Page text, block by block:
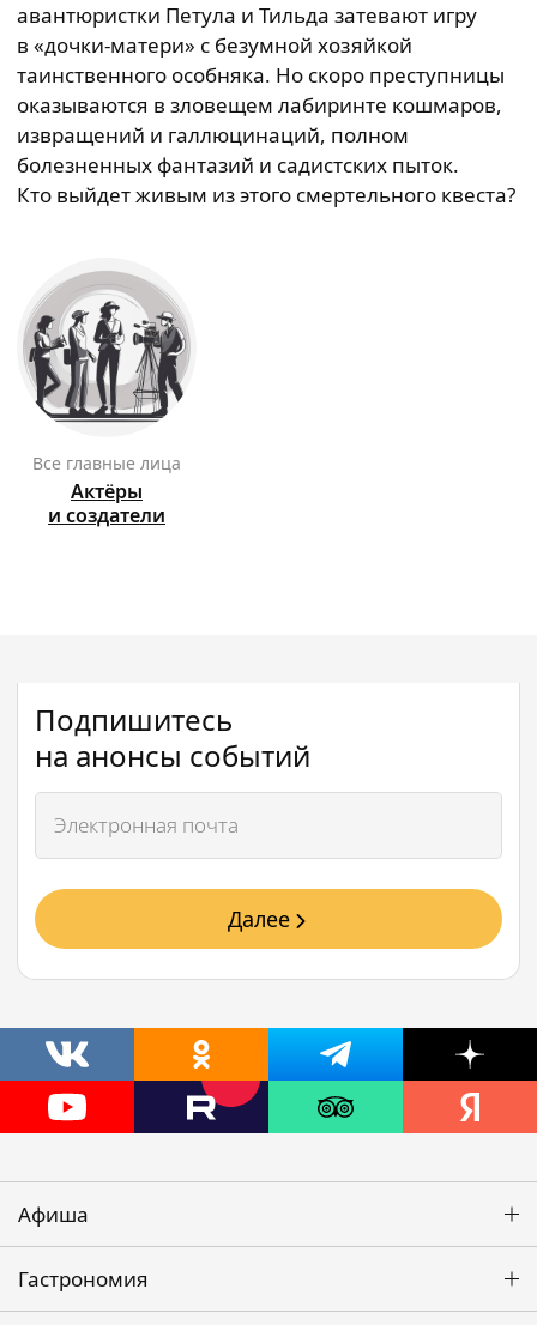
авантюристки Петула и Тильда затевают игру
в «дочки-матери» с безумной хозяйкой
таинственного особняка. Но скоро преступницы
оказываются в зловещем лабиринте кошмаров,
извращений и галлюцинаций, полном
болезненных фантазий и садистских пыток.
Кто выйдет живым из этого смертельного квеста?
Все главные лица
Актёры
и создатели
Подпишитесь
на анонсы событий
Далее
Афиша
Гастрономия